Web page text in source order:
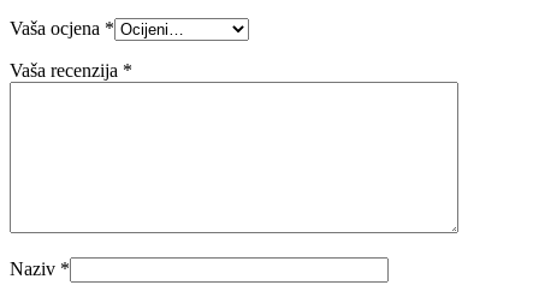
Vaša ocjena *
Vaša recenzija *
Naziv *